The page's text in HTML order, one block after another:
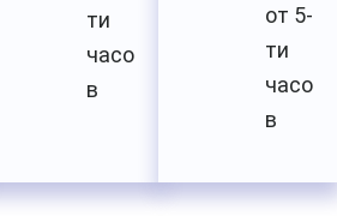
ти
часо
в
от 5-
ти
часо
в